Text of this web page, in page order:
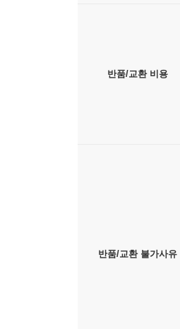
반품/교환 비용
반품/교환 불가사유